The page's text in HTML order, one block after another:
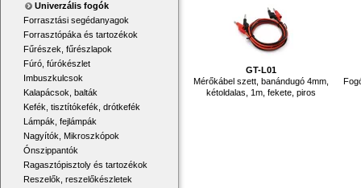
Univerzális fogók
Forrasztási segédanyagok
Forrasztópáka és tartozékok
Fűrészek, fűrészlapok
Fúró, fúrókészlet
Imbuszkulcsok
Kalapácsok, balták
Kefék, tisztítókefék, drótkefék
Lámpák, fejlámpák
Nagyítók, Mikroszkópok
Ónszippantók
Ragasztópisztoly és tartozékok
Reszelők, reszelőkészletek
GT-L01
Mérőkábel szett, banándugó 4mm,
kétoldalas, 1m, fekete, piros